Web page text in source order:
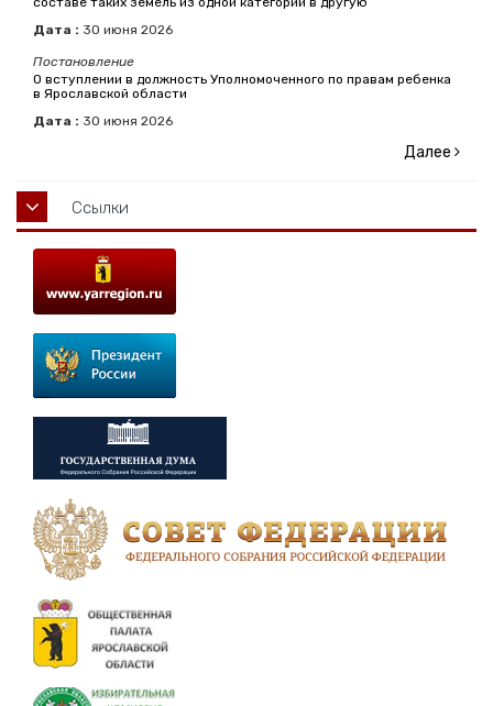
Дата : 30 июня 2026
Постановление
О вступлении в должность Уполномоченного по правам ребенка
в Ярославской области
Дата : 30 июня 2026
Далее
Ссылки